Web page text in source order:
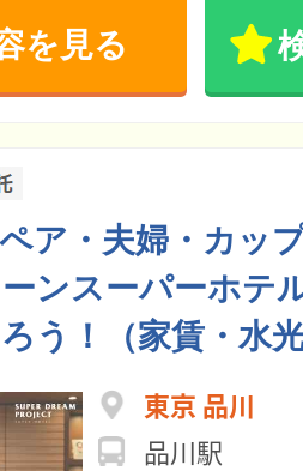
を見る
ア・夫婦・カッ
ンスーパーホテ
う！（家賃・水
東京 品川
品川駅